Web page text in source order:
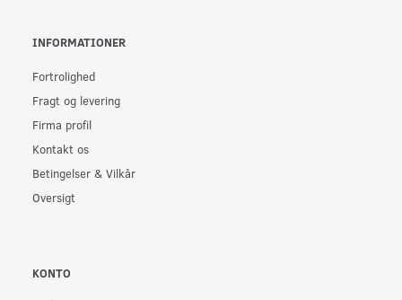
INFORMATIONER
Fortrolighed
Fragt og levering
Firma profil
Kontakt os
Betingelser & Vilkår
Oversigt
KONTO